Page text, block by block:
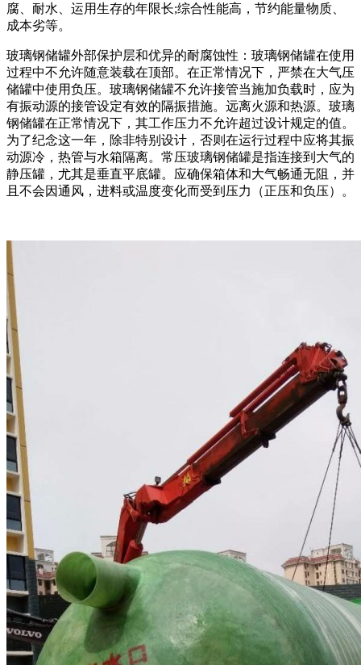
腐、耐水、运用生存的年限长;综合性能高，节约能量物质、
成本劣等。
玻璃钢储罐外部保护层和优异的耐腐蚀性：玻璃钢储罐在使用
过程中不允许随意装载在顶部。在正常情况下，严禁在大气压
储罐中使用负压。玻璃钢储罐不允许接管当施加负载时，应为
有振动源的接管设定有效的隔振措施。远离火源和热源。玻璃
钢储罐在正常情况下，其工作压力不允许超过设计规定的值。
为了纪念这一年，除非特别设计，否则在运行过程中应将其振
动源冷，热管与水箱隔离。常压玻璃钢储罐是指连接到大气的
静压罐，尤其是垂直平底罐。应确保箱体和大气畅通无阻，并
且不会因通风，进料或温度变化而受到压力（正压和负压）。